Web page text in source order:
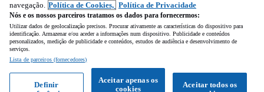
Experimenta a aplicação
navegação. Política de Cookies, Política de Privacidade
Nós e os nossos parceiros tratamos os dados para fornecermos:
Utilizar dados de geolocalização precisos. Procurar ativamente as características do dispositivo para
identificação. Armazenar e/ou aceder a informações num dispositivo. Publicidade e conteúdos
personalizados, medição de publicidade e conteúdos, estudos de audiência e desenvolvimento de
serviços.
Lista de parceiros (fornecedores)
Aceitar todos os
Aceitar apenas os
cookies
Definir